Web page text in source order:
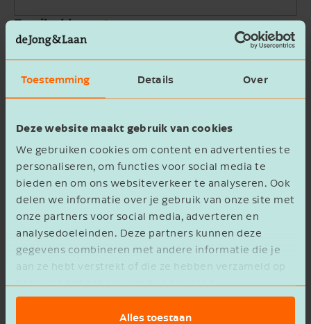
Toestemming Details Over
Deze website maakt gebruik van cookies
We gebruiken cookies om content en advertenties te
personaliseren, om functies voor social media te
bieden en om ons websiteverkeer te analyseren. Ook
delen we informatie over je gebruik van onze site met
onze partners voor social media, adverteren en
analysedoeleinden. Deze partners kunnen deze
gegevens combineren met andere informatie die je
aan ze hebt verstrekt of die ze hebben verzameld op
basis van het gebruik van hun services.
Alles toestaan
Email address
I agree to theprivacy statement
Verzenden